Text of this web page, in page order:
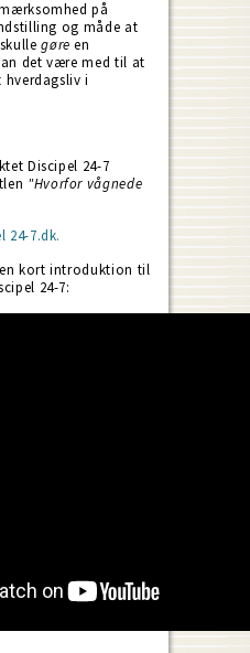
på
og måde at
gøreen
det være med til at
i
Discipel 24-7
"Hvorfor vågnede
24-7.dk.
kort introduktion til
24-7: